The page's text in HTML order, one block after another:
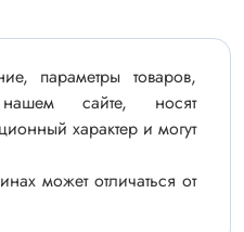
параметры товаров,
сайте, носят
характер и могут
может отличаться от